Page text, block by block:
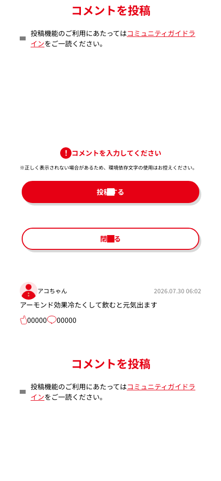
コメントを投稿
投稿機能のご利用にあたってはコミュニティガイドラ
インをご一読ください。
コメントを入力してください
※正しく表示されない場合があるため、環境依存文字の使用はお控えください。​
投稿する
閉じる
アコちゃん 2026.07.30 06:02
アーモンド効果冷たくして飲むと元気出ます
00000
00000
コメントを投稿
投稿機能のご利用にあたってはコミュニティガイドラ
インをご一読ください。